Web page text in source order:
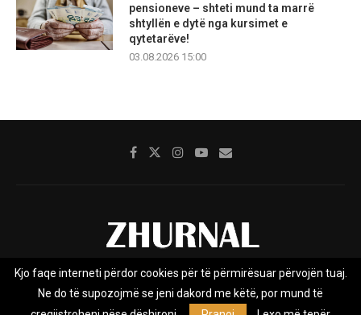
pensioneve – shteti mund ta marrë
shtyllën e dytë nga kursimet e
qytetarëve!
03.08.2026 15:00
Rreth nesh Impresumi Marketing
Kontakt
Privacy Policy
Kjo faqe interneti përdor cookies për të përmirësuar përvojën tuaj.
Ne do të supozojmë se jeni dakord me këtë, por mund të